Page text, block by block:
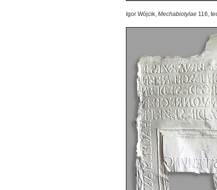
Igor Wójcik, Mechabiotylae 116,